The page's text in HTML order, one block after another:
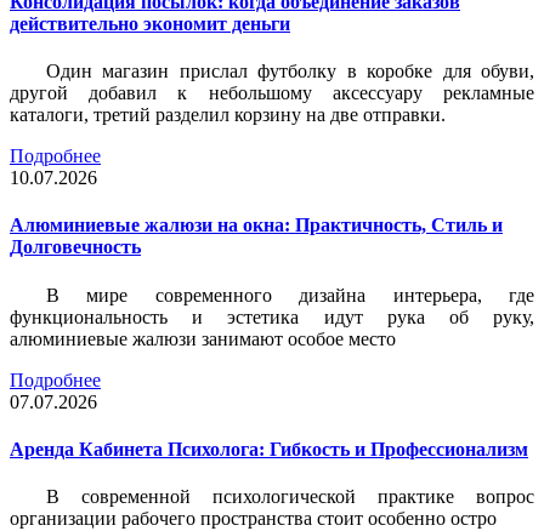
действительно экономит деньги
Один магазин прислал футболку в коробке для обуви,
другой добавил к небольшому аксессуару рекламные
каталоги, третий разделил корзину на две отправки.
Подробнее
10.07.2026
Алюминиевые жалюзи на окна: Практичность, Стиль и
Долговечность
В мире современного дизайна интерьера, где
функциональность и эстетика идут рука об руку,
алюминиевые жалюзи занимают особое место
Подробнее
07.07.2026
Аренда Кабинета Психолога: Гибкость и Профессионализм
В современной психологической практике вопрос
организации рабочего пространства стоит особенно остро